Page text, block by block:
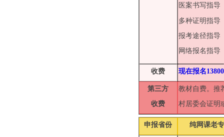
医案书写指导
多种证明指导
报考途径指导
网络报名指导
收费 现在报名
第三方
收费
教材自费。推
村居委会证明
申报省份 纯网课老